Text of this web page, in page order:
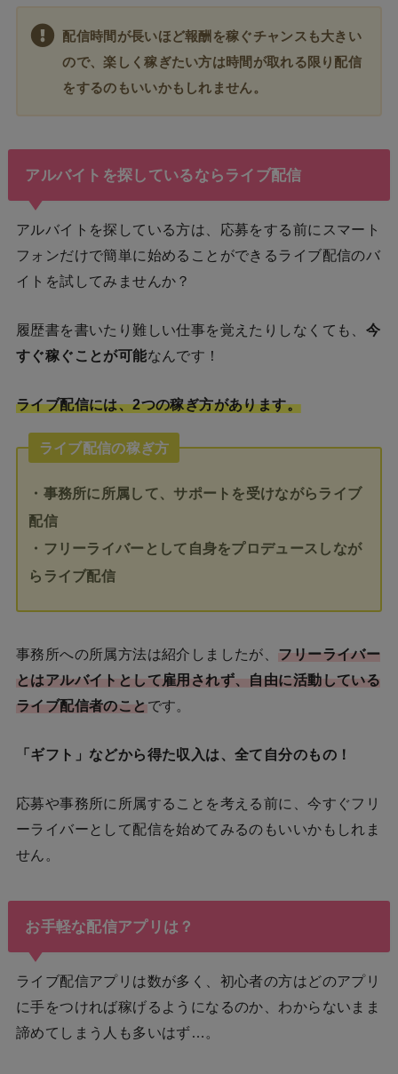
配信時間が長いほど報酬を稼ぐチャンスも大きい
ので、楽しく稼ぎたい方は時間が取れる限り配信
をするのもいいかもしれません。
アルバイトを探しているならライブ配信
アルバイトを探している方は、応募をする前にスマート
フォンだけで簡単に始めることができるライブ配信のバ
イトを試してみませんか？
履歴書を書いたり難しい仕事を覚えたりしなくても、 今
すぐ稼ぐことが可能なんです！
ライブ配信には、2つの稼ぎ方があります。
ライブ配信の稼ぎ方
・事務所に所属して、サポートを受けながらライブ
配信
・フリーライバーとして自身をプロデュースしなが
らライブ配信
事務所への所属方法は紹介しましたが、 フリーライバー
とはアルバイトとして雇用されず、自由に活動している
ライブ配信者のこと です。
「ギフト」などから得た収入は、全て自分のもの！
応募や事務所に所属することを考える前に、今すぐフリ
ーライバーとして配信を始めてみるのもいいかもしれま
せん。
お手軽な配信アプリは？
ライブ配信アプリは数が多く、初心者の方はどのアプリ
に手をつければ稼げるようになるのか、わからないまま
諦めてしまう人も多いはず…。